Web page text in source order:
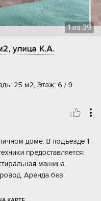
1из39
улица К.А.
25 м2, Этаж: 6 / 9
доме. В подъезде 1
предоставляется:
машина.
Аренда без